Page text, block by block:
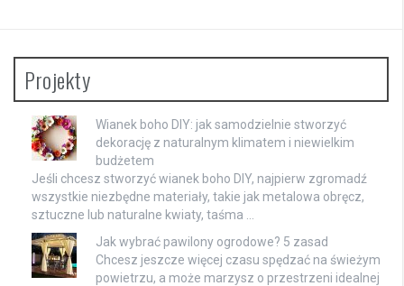
Projekty
Wianek boho DIY: jak samodzielnie stworzyć
dekorację z naturalnym klimatem i niewielkim
budżetem
Jeśli chcesz stworzyć wianek boho DIY, najpierw zgromadź
wszystkie niezbędne materiały, takie jak metalowa obręcz,
sztuczne lub naturalne kwiaty, taśma …
Jak wybrać pawilony ogrodowe? 5 zasad
Chcesz jeszcze więcej czasu spędzać na świeżym
powietrzu, a może marzysz o przestrzeni idealnej